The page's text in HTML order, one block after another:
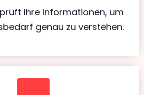
Ihre Informationen, um
genau zu verstehen.